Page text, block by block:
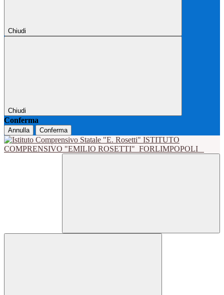
Chiudi
Chiudi
Conferma
Annulla Conferma
ISTITUTO
COMPRENSIVO "EMILIO ROSETTI" FORLIMPOPOLI